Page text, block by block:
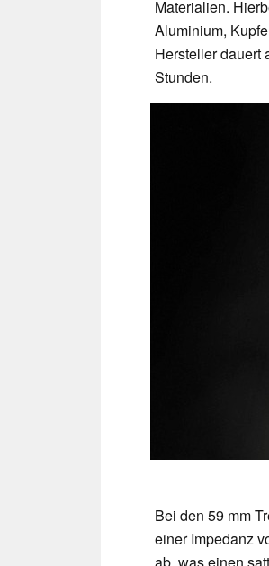
Materialien.
Aluminium,
Hersteller dauert
Stunden.
Bei den 59 mm
einer Impedanz